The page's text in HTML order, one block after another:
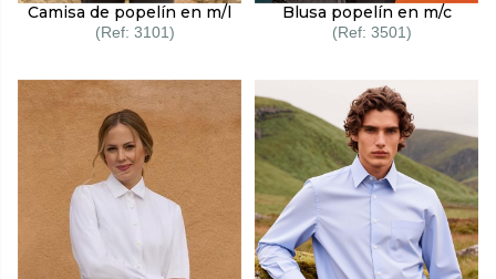
Camisa de popelín en m/l
3101
Blusa popelín en m/c
3501